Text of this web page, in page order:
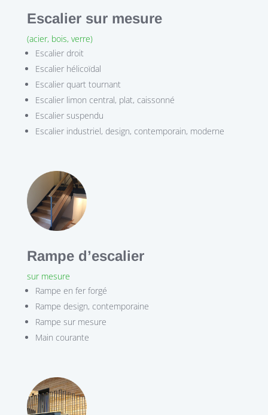
Escalier sur mesure
(acier, bois, verre)
Escalier droit
Escalier hélicoïdal
Escalier quart tournant
Escalier limon central, plat, caissonné
Escalier suspendu
Escalier industriel, design, contemporain, moderne
Rampe d’escalier
sur mesure
Rampe en fer forgé
Rampe design, contemporaine
Rampe sur mesure
Main courante